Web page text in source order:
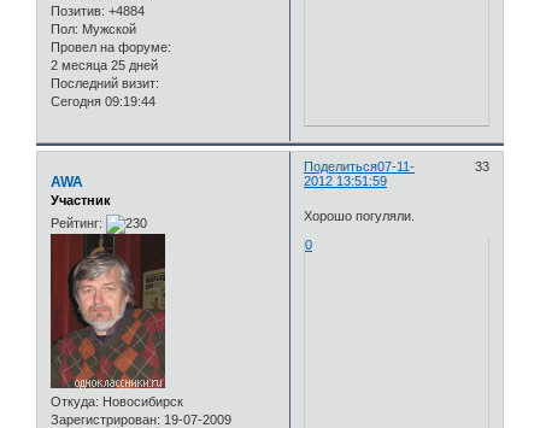
Позитив: +4884
Пол: Мужской
Провел на форуме:
2 месяца 25 дней
Последний визит:
Сегодня 09:19:44
Поделиться 33
07-11-
2012 13:51:59
AWA
Участник
Рейтинг:
Откуда: Новосибирск
Зарегистрирован: 19-07-2009
Хорошо погуляли.
0